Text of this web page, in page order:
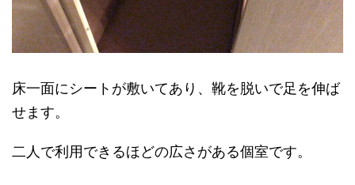
床一面にシートが敷いてあり、靴を脱いで足を伸ば
せます。
二人で利用できるほどの広さがある個室です。